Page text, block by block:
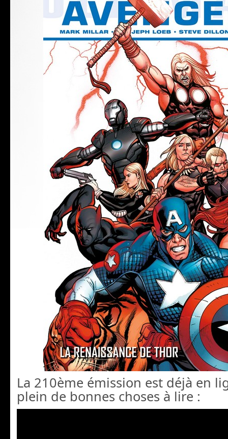
La 210ème émission est déjà en
plein de bonnes choses à lire :